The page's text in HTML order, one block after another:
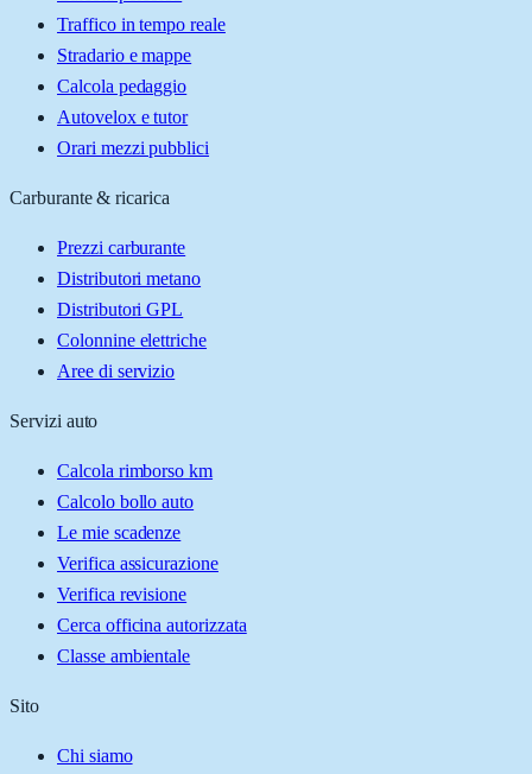
Traffico in tempo reale
Stradario e mappe
Calcola pedaggio
Autovelox e tutor
Orari mezzi pubblici
Carburante & ricarica
Prezzi carburante
Distributori metano
Distributori GPL
Colonnine elettriche
Aree di servizio
Servizi auto
Calcola rimborso km
Calcolo bollo auto
Le mie scadenze
Verifica assicurazione
Verifica revisione
Cerca officina autorizzata
Classe ambientale
Sito
Chi siamo